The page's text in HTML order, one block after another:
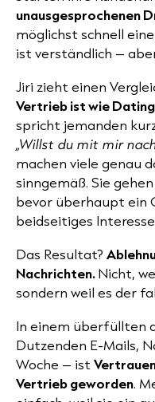
unausgesprochenen
möglichst schnell
ist verständlich –
Jiri zieht einen
Vertrieb ist wie Dating
spricht jemanden
„Willst du mit mir
machen viele genau
sinngemäß. Sie
bevor überhaupt ein
beidseitiges
Das Resultat?
Nachrichten.Nicht,
sondern weil es der
In einem überfüllten
Dutzenden E-Mails,
Woche – ist
Vertrieb geworden.